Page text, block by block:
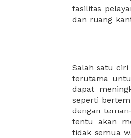
fasilitas
dan ruang
Salah satu ciri
terutama
dapat
seperti
dengan
tentu akan
tidak semua
mereka.oleh
mengenai
dalam
kemampuan
kegiatan